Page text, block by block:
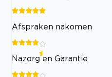
Afspraken nakomen
Nazorg en Garantie